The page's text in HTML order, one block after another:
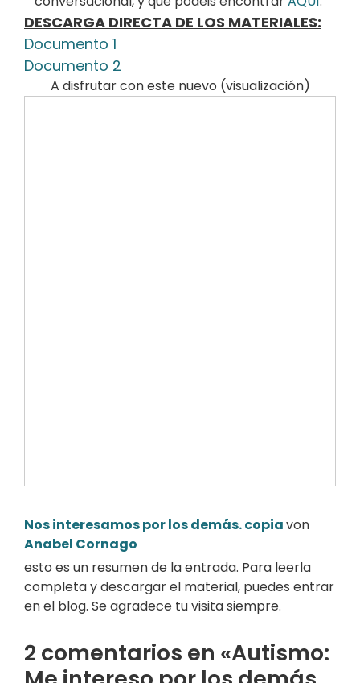
DESCARGA DIRECTA DE LOS MATERIALES:
Documento 1
Documento 2
A disfrutar con este nuevo (visualización)
Nos interesamos por los demás. copiavon
Anabel Cornago
esto es un resumen de la entrada. Para leerla
completa y descargar el material, puedes entrar
en el blog. Se agradece tu visita siempre.
2 comentarios en «Autismo: